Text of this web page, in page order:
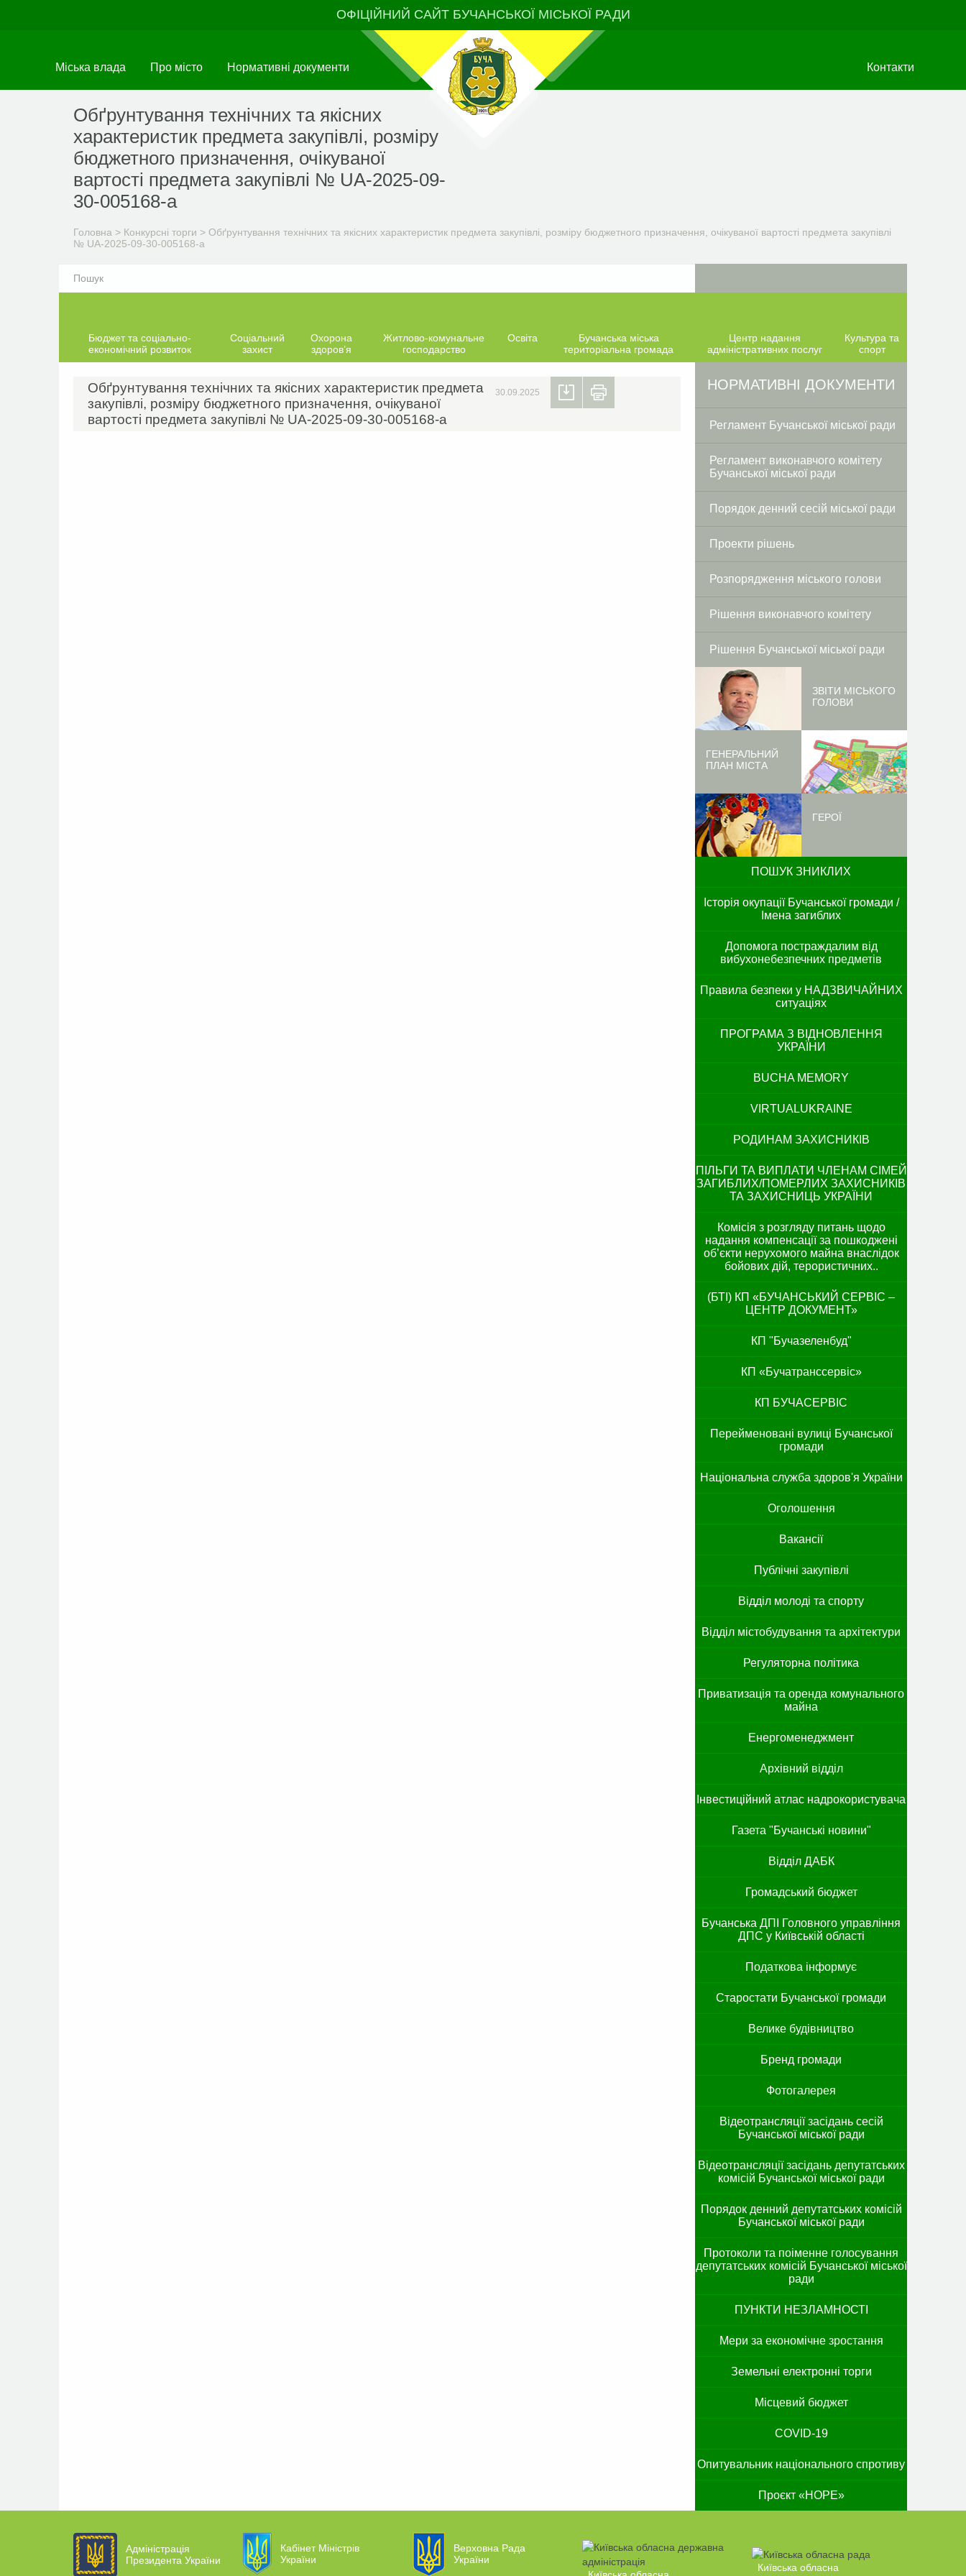
ОФІЦІЙНИЙ САЙТ БУЧАНСЬКОЇ МІСЬКОЇ РАДИ
Міська влада Про місто Нормативні документи Контакти
Обґрунтування технічних та якісних
характеристик предмета закупівлі, розміру
бюджетного призначення, очікуваної
вартості предмета закупівлі № UA-2025-09-
30-005168-a
Головна > Конкурсні торги > Обґрунтування технічних та якісних характеристик предмета закупівлі, розміру бюджетного призначення, очікуваної вартості предмета закупівлі
№ UA-2025-09-30-005168-a
Бюджет та соціально-
економічний розвиток
Соціальний
захист
Охорона
здоров’я
Житлово-комунальне
господарство
Освіта
Бучанська міська
територіальна громада
Центр надання
адміністративних послуг
Культура та
спорт
Обґрунтування технічних та якісних характеристик предмета
закупівлі, розміру бюджетного призначення, очікуваної
вартості предмета закупівлі № UA-2025-09-30-005168-a
30.09.2025 Facebook
Twitter
НОРМАТИВНІ ДОКУМЕНТИ
Регламент Бучанської міської ради
Регламент виконавчого комітету
Бучанської міської ради
Порядок денний сесій міської ради
Проекти рішень
Розпорядження міського голови
Рішення виконавчого комітету
Рішення Бучанської міської ради
ЗВІТИ МІСЬКОГО
ГОЛОВИ
ГЕНЕРАЛЬНИЙ
ПЛАН МІСТА
ГЕРОЇ
ПОШУК ЗНИКЛИХ
Історія окупації Бучанської громади /
Імена загиблих
Допомога постраждалим від
вибухонебезпечних предметів
Правила безпеки у НАДЗВИЧАЙНИХ
ситуаціях
ПРОГРАМА З ВІДНОВЛЕННЯ
УКРАЇНИ
BUCHA MEMORY
VIRTUALUKRAINE
РОДИНАМ ЗАХИСНИКІВ
ПІЛЬГИ ТА ВИПЛАТИ ЧЛЕНАМ СІМЕЙ
ЗАГИБЛИХ/ПОМЕРЛИХ ЗАХИСНИКІВ
ТА ЗАХИСНИЦЬ УКРАЇНИ
Комісія з розгляду питань щодо
надання компенсації за пошкоджені
об’єкти нерухомого майна внаслідок
бойових дій, терористичних..
(БТІ) КП «БУЧАНСЬКИЙ СЕРВІС –
ЦЕНТР ДОКУМЕНТ»
КП "Бучазеленбуд"
КП «Бучатранссервіс»
КП БУЧАСЕРВІС
Перейменовані вулиці Бучанської
громади
Національна служба здоров'я України
Оголошення
Вакансії
Публічні закупівлі
Відділ молоді та спорту
Відділ містобудування та архітектури
Регуляторна політика
Приватизація та оренда комунального
майна
Енергоменеджмент
Архівний відділ
Інвестиційний атлас надрокористувача
Газета "Бучанські новини"
Відділ ДАБК
Громадський бюджет
Бучанська ДПІ Головного управління
ДПС у Київській області
Податкова інформує
Старостати Бучанської громади
Велике будівництво
Бренд громади
Фотогалерея
Відеотрансляції засідань сесій
Бучанської міської ради
Відеотрансляції засідань депутатських
комісій Бучанської міської ради
Порядок денний депутатських комісій
Бучанської міської ради
Протоколи та поіменне голосування
депутатських комісій Бучанської міської
ради
ПУНКТИ НЕЗЛАМНОСТІ
Мери за економічне зростання
Земельні електронні торги
Місцевий бюджет
COVID-19
Опитувальник національного спротиву
Проєкт «HOPE»
Адміністрація
Президента України
Кабінет Міністрів
України
Верховна Рада
України
Київська обласна